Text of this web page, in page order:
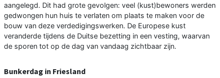
aangelegd. Dit had grote gevolgen: veel (kust)bewoners werden
gedwongen hun huis te verlaten om plaats te maken voor de
bouw van deze verdedigingswerken. De Europese kust
veranderde tijdens de Duitse bezetting in een vesting, waarvan
de sporen tot op de dag van vandaag zichtbaar zijn.
Bunkerdag in Friesland